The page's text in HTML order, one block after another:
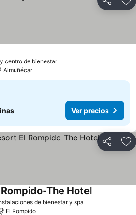
Compartir
centro de bienestar
Almuñécar
Ver precios
Compartir
de bienestar y spa
The Hotel
El Rompido